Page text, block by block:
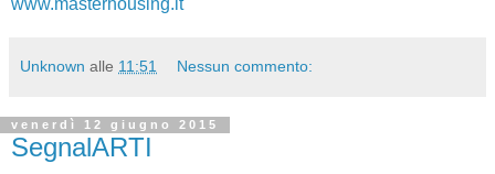
Unknown alle 11:51 Nessun commento:
venerdì 12 giugno 2015
SegnalARTI